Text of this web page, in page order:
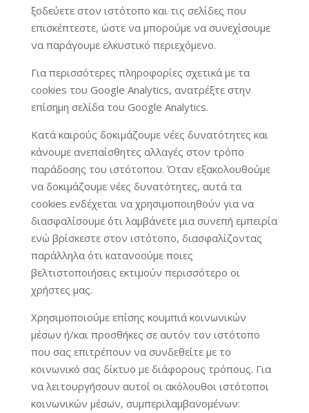
ξοδεύετε στον ιστότοπο και τις σελίδες που
επισκέπτεστε, ώστε να μπορούμε να συνεχίσουμε
να παράγουμε ελκυστικό περιεχόμενο.
Για περισσότερες πληροφορίες σχετικά με τα
cookies του Google Analytics, ανατρέξτε στην
επίσημη σελίδα του Google Analytics.
Κατά καιρούς δοκιμάζουμε νέες δυνατότητες και
κάνουμε ανεπαίσθητες αλλαγές στον τρόπο
παράδοσης του ιστότοπου. Όταν εξακολουθούμε
να δοκιμάζουμε νέες δυνατότητες, αυτά τα
cookies ενδέχεται να χρησιμοποιηθούν για να
διασφαλίσουμε ότι λαμβάνετε μια συνεπή εμπειρία
ενώ βρίσκεστε στον ιστότοπο, διασφαλίζοντας
παράλληλα ότι κατανοούμε ποιες
βελτιστοποιήσεις εκτιμούν περισσότερο οι
χρήστες μας.
Χρησιμοποιούμε επίσης κουμπιά κοινωνικών
μέσων ή/και προσθήκες σε αυτόν τον ιστότοπο
που σας επιτρέπουν να συνδεθείτε με το
κοινωνικό σας δίκτυο με διάφορους τρόπους. Για
να λειτουργήσουν αυτοί οι ακόλουθοι ιστότοποι
κοινωνικών μέσων, συμπεριλαμβανομένων: